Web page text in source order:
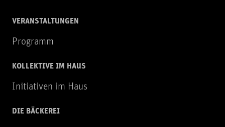
VERANSTALTUNGEN
Programm
KOLLEKTIVE IM HAUS
Initiativen im Haus
DIE BÄCKEREI